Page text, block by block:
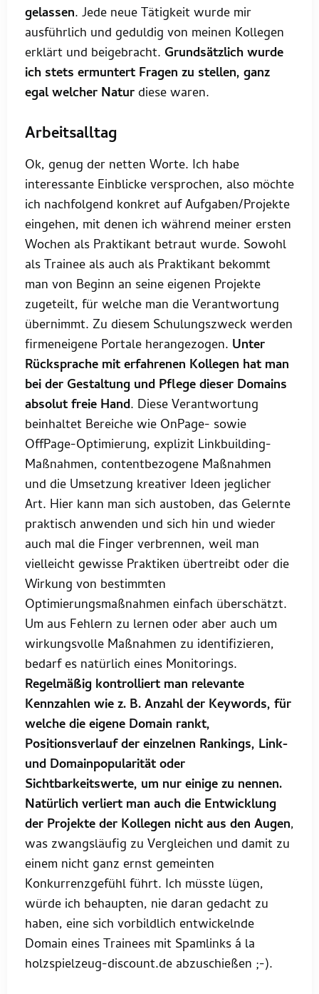
gelassen. Jede neue Tätigkeit wurde mir
ausführlich und geduldig von meinen Kollegen
erklärt und beigebracht. Grundsätzlich wurde
ich stets ermuntert Fragen zu stellen, ganz
egal welcher Naturdiese waren.
Arbeitsalltag
Ok, genug der netten Worte. Ich habe
interessante Einblicke versprochen, also möchte
ich nachfolgend konkret auf Aufgaben/Projekte
eingehen, mit denen ich während meiner ersten
Wochen als Praktikant betraut wurde. Sowohl
als Trainee als auch als Praktikant bekommt
man von Beginn an seine eigenen Projekte
zugeteilt, für welche man die Verantwortung
übernimmt. Zu diesem Schulungszweck werden
firmeneigene Portale herangezogen. Unter
Rücksprache mit erfahrenen Kollegen hat man
bei der Gestaltung und Pflege dieser Domains
absolut freie Hand. Diese Verantwortung
beinhaltet Bereiche wie OnPage- sowie
OffPage-Optimierung, explizit Linkbuilding-
Maßnahmen, contentbezogene Maßnahmen
und die Umsetzung kreativer Ideen jeglicher
Art. Hier kann man sich austoben, das Gelernte
praktisch anwenden und sich hin und wieder
auch mal die Finger verbrennen, weil man
vielleicht gewisse Praktiken übertreibt oder die
Wirkung von bestimmten
Optimierungsmaßnahmen einfach überschätzt.
Um aus Fehlern zu lernen oder aber auch um
wirkungsvolle Maßnahmen zu identifizieren,
bedarf es natürlich eines Monitorings.
Regelmäßig kontrolliert man relevante
Kennzahlen wie z. B. Anzahl der Keywords, für
welche die eigene Domain rankt,
Positionsverlauf der einzelnen Rankings, Link-
und Domainpopularität oder
Sichtbarkeitswerte, um nur einige zu nennen.
Natürlich verliert man auch die Entwicklung
der Projekte der Kollegen nicht aus den Augen,
was zwangsläufig zu Vergleichen und damit zu
einem nicht ganz ernst gemeinten
Konkurrenzgefühl führt. Ich müsste lügen,
würde ich behaupten, nie daran gedacht zu
haben, eine sich vorbildlich entwickelnde
Domain eines Trainees mit Spamlinks á la
holzspielzeug-discount.de abzuschießen ;-).